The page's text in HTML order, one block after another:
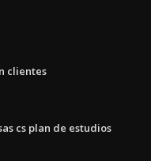
clientes
cs plan de estudios